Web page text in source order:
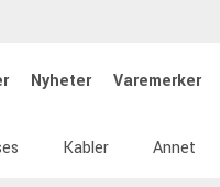
Nyheter Varemerker
Kabler Annet